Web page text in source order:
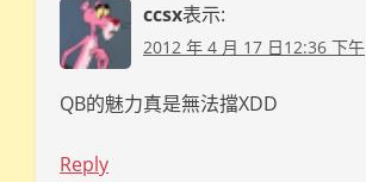
ccsx表示:
2012 年 4 月 17 日12:36 下午
QB的魅力真是無法擋XDD
Reply